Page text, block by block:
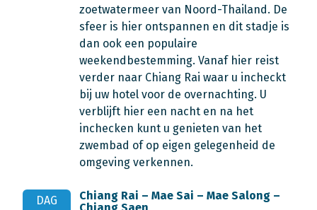
zoetwatermeer van Noord-Thailand. De
sfeer is hier ontspannen en dit stadje is
dan ook een populaire
weekendbestemming. Vanaf hier reist
verder naar Chiang Rai waar u incheckt
bij uw hotel voor de overnachting. U
verblijft hier een nacht en na het
inchecken kunt u genieten van het
zwembad of op eigen gelegenheid de
omgeving verkennen.
DAG
Chiang Rai – Mae Sai – Mae Salong –